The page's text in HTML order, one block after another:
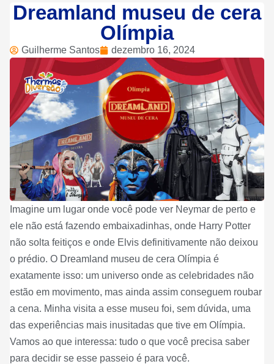
Dreamland museu de cera
Olímpia
Guilherme Santos dezembro 16, 2024
Imagine um lugar onde você pode ver Neymar de perto e
ele não está fazendo embaixadinhas, onde Harry Potter
não solta feitiços e onde Elvis definitivamente não deixou
o prédio. O Dreamland museu de cera Olímpia é
exatamente isso: um universo onde as celebridades não
estão em movimento, mas ainda assim conseguem roubar
a cena. Minha visita a esse museu foi, sem dúvida, uma
das experiências mais inusitadas que tive em Olímpia.
Vamos ao que interessa: tudo o que você precisa saber
para decidir se esse passeio é para você.